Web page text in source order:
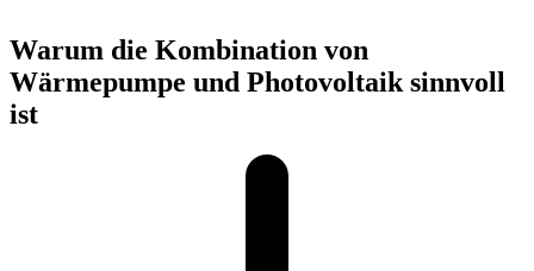
Warum die Kombination von
Wärmepumpe und Photovoltaik sinnvoll
ist